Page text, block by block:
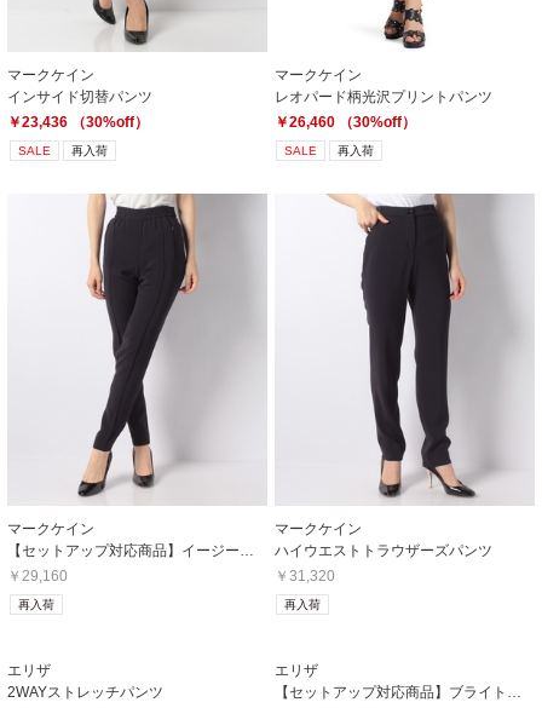
マークケイン
インサイド切替パンツ
￥23,436 （30%off）
SALE 再入荷
マークケイン
レオパード柄光沢プリントパンツ
￥26,460 （30%off）
SALE 再入荷
マークケイン
￥29,160
再入荷
マークケイン
ハイウエストトラウザーズパンツ
￥31,320
再入荷
エリザ
2WAYストレッチパンツ
エリザ